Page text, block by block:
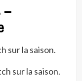
sur la saison.
sur la saison.